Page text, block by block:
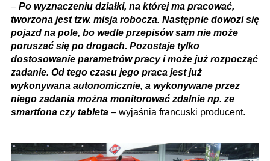
– Po wyznaczeniu działki, na której ma pracować,
tworzona jest tzw. misja robocza. Następnie dowozi się
pojazd na pole, bo wedle przepisów sam nie może
poruszać się po drogach. Pozostaje tylko
dostosowanie parametrów pracy i może już rozpocząć
zadanie. Od tego czasu jego praca jest już
wykonywana autonomicznie, a wykonywane przez
niego zadania można monitorować zdalnie np. ze
smartfona czy tableta – wyjaśnia francuski producent.